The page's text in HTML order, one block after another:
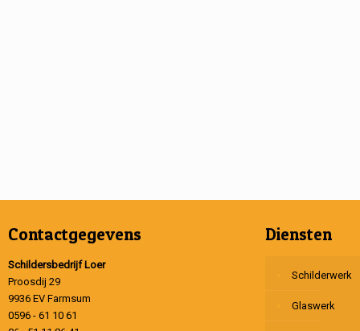
Contactgegevens
Schildersbedrijf Loer
Proosdij 29
9936 EV Farmsum
0596 - 61 10 61
Diensten
Schilderwerk
Glaswerk